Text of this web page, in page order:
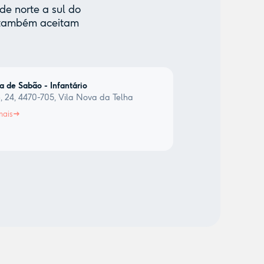
norte a sul do
aceitam
de Sabão - Infantário
24, 4470-705, Vila Nova da Telha